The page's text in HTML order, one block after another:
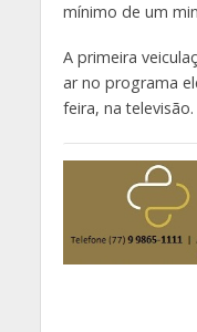
mínimo de um
A primeira
ar no programa
feira, na televisão.